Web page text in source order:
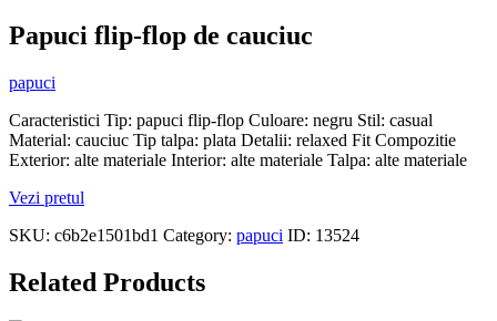
Papuci flip-flop de cauciuc
papuci
Caracteristici Tip: papuci flip-flop Culoare: negru Stil: casual
Material: cauciuc Tip talpa: plata Detalii: relaxed Fit Compozitie
Exterior: alte materiale Interior: alte materiale Talpa: alte materiale
Vezi pretul
SKU: c6b2e1501bd1 Category: papuci ID: 13524
Related Products